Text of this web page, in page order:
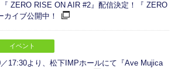
ZERO RISE ON AIR #2』配信決定！『 ZERO
カイブ公開中！
イベント
17:30より、松下IMPホールにて『Ave Mujica